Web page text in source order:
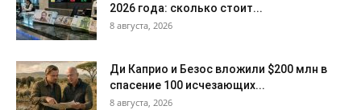
2026 года: сколько стоит...
8 августа, 2026
Ди Каприо и Безос вложили $200 млн в
спасение 100 исчезающих...
8 августа, 2026